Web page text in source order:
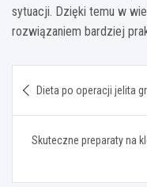
sytuacji. Dzięki temu w
rozwiązaniem bardziej
wpisu
Dieta po operacji jelita
Skuteczne preparaty na